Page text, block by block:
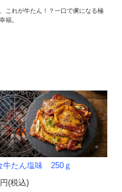
これが牛たん！？一口で虜になる極
福。
牛たん塩味 250ｇ
(税込)